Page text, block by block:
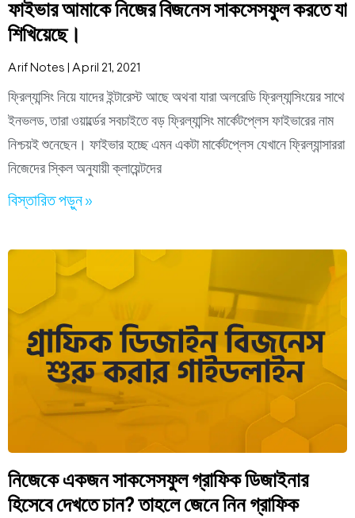
ফাইভার আমাকে নিজের বিজনেস সাকসেসফুল করতে যা
শিখিয়েছে।
Arif Notes April 21, 2021
ফ্রিল্যান্সিং নিয়ে যাদের ইন্টারেস্ট আছে অথবা যারা অলরেডি ফ্রিল্যান্সিংয়ের সাথে
ইনভলড, তারা ওয়ার্ল্ডের সবচাইতে বড় ফ্রিল্যান্সিং মার্কেটপ্লেস ফাইভারের নাম
নিশ্চয়ই শুনেছেন। ফাইভার হচ্ছে এমন একটা মার্কেটপ্লেস যেখানে ফ্রিল্যান্সাররা
নিজেদের স্কিল অনুযায়ী ক্লায়েন্টদের
বিস্তারিত পড়ুন »
নিজেকে একজন সাকসেসফুল গ্রাফিক ডিজাইনার
হিসেবে দেখতে চান? তাহলে জেনে নিন গ্রাফিক